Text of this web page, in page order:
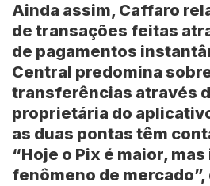
Ainda assim, Caffaro
de transações feitas
de pagamentos
Central predomina
transferências através
proprietária do
as duas pontas têm
“Hoje o Pix é maior,
fenômeno de mercado”,